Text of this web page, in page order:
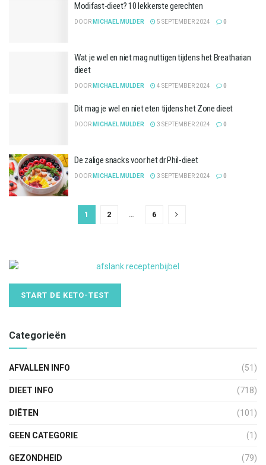
Modifast-dieet? 10 lekkerste gerechten
DOOR MICHAEL MULDER 5 SEPTEMBER 2024 0
Wat je wel en niet mag nuttigen tijdens het Breatharian
dieet
DOOR MICHAEL MULDER 4 SEPTEMBER 2024 0
Dit mag je wel en niet eten tijdens het Zone dieet
DOOR MICHAEL MULDER 3 SEPTEMBER 2024 0
De zalige snacks voor het dr Phil-dieet
DOOR MICHAEL MULDER 3 SEPTEMBER 2024 0
1 2 … 6
START DE KETO-TEST
Categorieën
AFVALLEN INFO (51)
DIEET INFO (718)
DIËTEN (101)
GEEN CATEGORIE (1)
GEZONDHEID (79)